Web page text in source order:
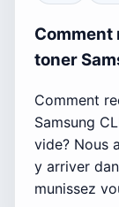
toner
Comment
Samsung
vide? Nous
y arriver
munissez